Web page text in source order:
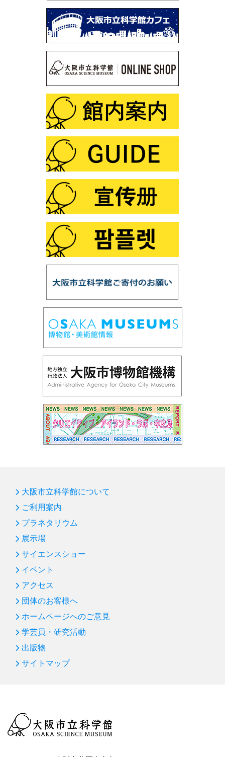
大阪市立科学館について
ご利用案内
プラネタリウム
展示場
サイエンスショー
イベント
アクセス
団体のお客様へ
ホームページへのご意見
学芸員・研究活動
出版物
サイトマップ